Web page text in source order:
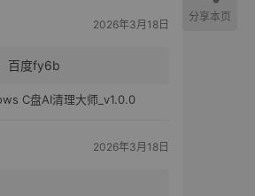
2026年3月18日
百度fy6b
C盘AI清理大师_v1.0.0
2026年3月18日
分享本页